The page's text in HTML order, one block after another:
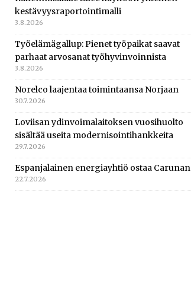
kestävyysraportointimalli
3.8.2026
Työelämägallup: Pienet työpaikat saavat
parhaat arvosanat työhyvinvoinnista
3.8.2026
Norelco laajentaa toimintaansa Norjaan
30.7.2026
Loviisan ydinvoimalaitoksen vuosihuolto
sisältää useita modernisointihankkeita
29.7.2026
Espanjalainen energiayhtiö ostaa Carunan
22.7.2026